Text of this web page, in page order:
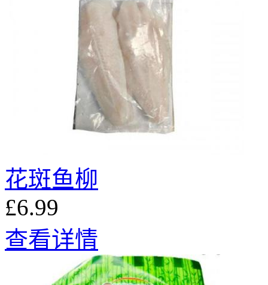
花斑鱼柳
£6.99
查看详情